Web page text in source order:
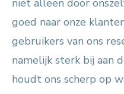
niet alleen door
goed naar onze
gebruikers van ons
namelijk sterk bij aan
houdt ons scherp op